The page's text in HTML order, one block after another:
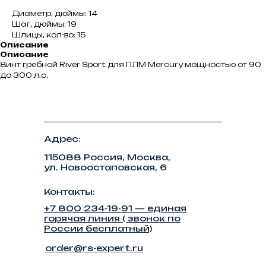
Диаметр, дюймы: 14
Шаг, дюймы: 19
Шлицы, кол-во: 15
Описание
Описание
Винт гребной River Sport для ПЛМ Mercury мощностью от 90
до 300 л.с.
Контакты:
+7 800 234-19-91 — единая
горячая линия ( звонок по
России бесплатный)
order@rs-expert.ru
Адрес:
115088 Россия, Москва,
ул. Новоостаповская, 6